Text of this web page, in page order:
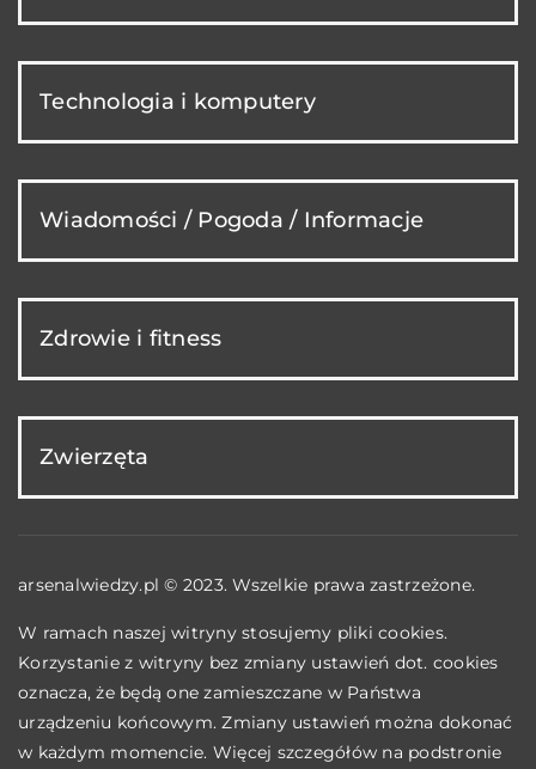
Technologia i komputery
Wiadomości / Pogoda / Informacje
Zdrowie i fitness
Zwierzęta
arsenalwiedzy.pl © 2023. Wszelkie prawa zastrzeżone.
W ramach naszej witryny stosujemy pliki cookies.
Korzystanie z witryny bez zmiany ustawień dot. cookies
oznacza, że będą one zamieszczane w Państwa
urządzeniu końcowym. Zmiany ustawień można dokonać
w każdym momencie. Więcej szczegółów na podstronie